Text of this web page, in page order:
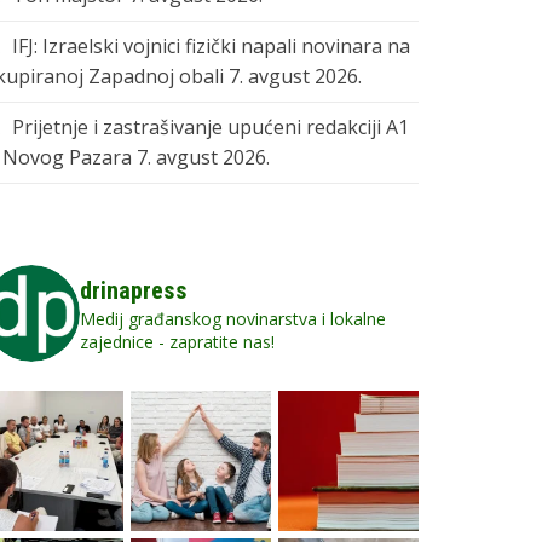
IFJ: Izraelski vojnici fizički napali novinara na
Zapadnoj obali 7. avgust 2026.
Prijetnje i zastrašivanje upućeni redakciji A1
Pazara 7. avgust 2026.
drinapress
Medij građanskog novinarstva i lokalne
zajednice - zapratite nas!